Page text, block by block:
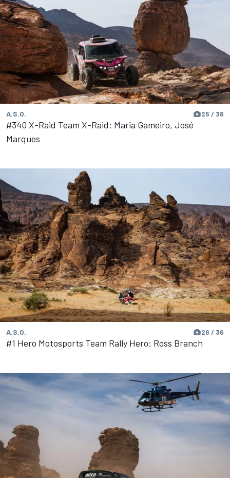
A.S.O. 25 / 36
#340 X-Raid Team X-Raid: Maria Gameiro, José
Marques
A.S.O. 26 / 36
#1 Hero Motosports Team Rally Hero: Ross Branch